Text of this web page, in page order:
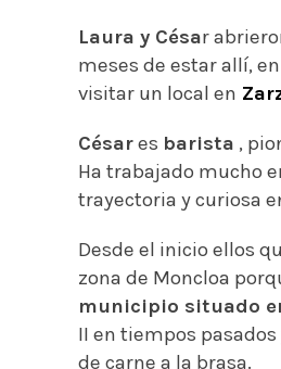
Laura y César
meses de estar allí,
visitar un local en
Césares barista ,
Ha trabajado mucho
trayectoria y curiosa
Desde el inicio ellos
zona de Moncloa
municipio situado
II en tiempos
de carne a la brasa.